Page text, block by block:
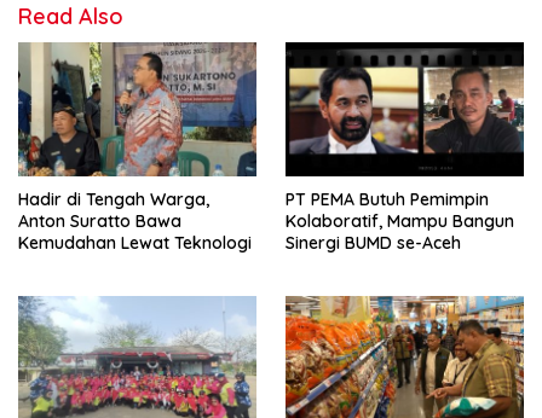
Read Also
Hadir di Tengah Warga,
Anton Suratto Bawa
Kemudahan Lewat Teknologi
PT PEMA Butuh Pemimpin
Kolaboratif, Mampu Bangun
Sinergi BUMD se-Aceh